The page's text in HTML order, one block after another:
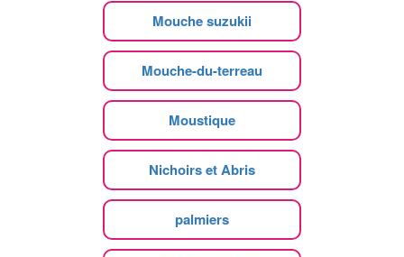
Mouche suzukii
Mouche-du-terreau
Moustique
Nichoirs et Abris
palmiers